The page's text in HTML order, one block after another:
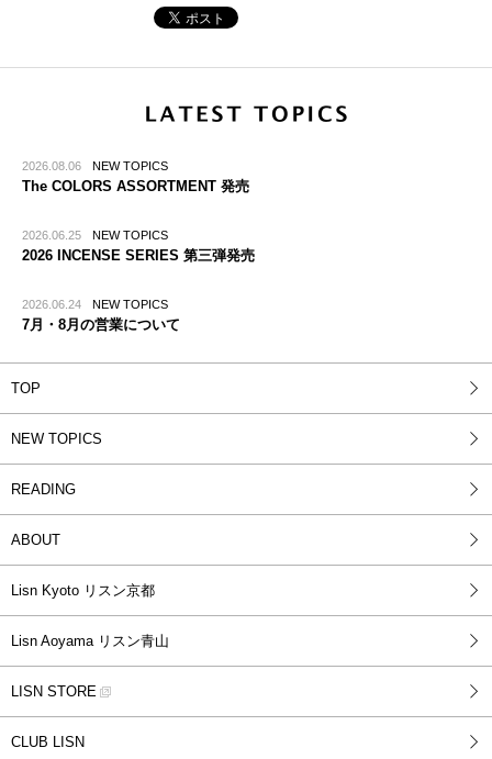
2026.08.06 NEW TOPICS
The COLORS ASSORTMENT 発売
2026.06.25 NEW TOPICS
2026 INCENSE SERIES 第三弾発売
2026.06.24 NEW TOPICS
7月・8月の営業について
TOP
NEW TOPICS
READING
ABOUT
Lisn Kyoto リスン京都
Lisn Aoyama リスン青山
LISN STORE
CLUB LISN